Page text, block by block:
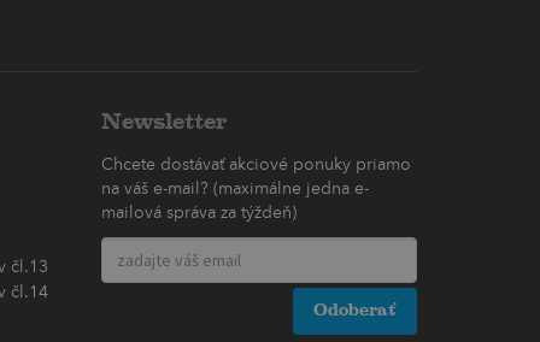
čl.13
čl.14
Newsletter
Chcete dostávať akciové ponuky priamo
na váš e-mail? (maximálne jedna e-
mailová správa za týždeň)
Odoberať